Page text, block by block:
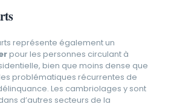
représente également un
pour les personnes circulant à
bien que moins dense que
problématiques récurrentes de
Les cambriolages y sont
d’autres secteurs de la